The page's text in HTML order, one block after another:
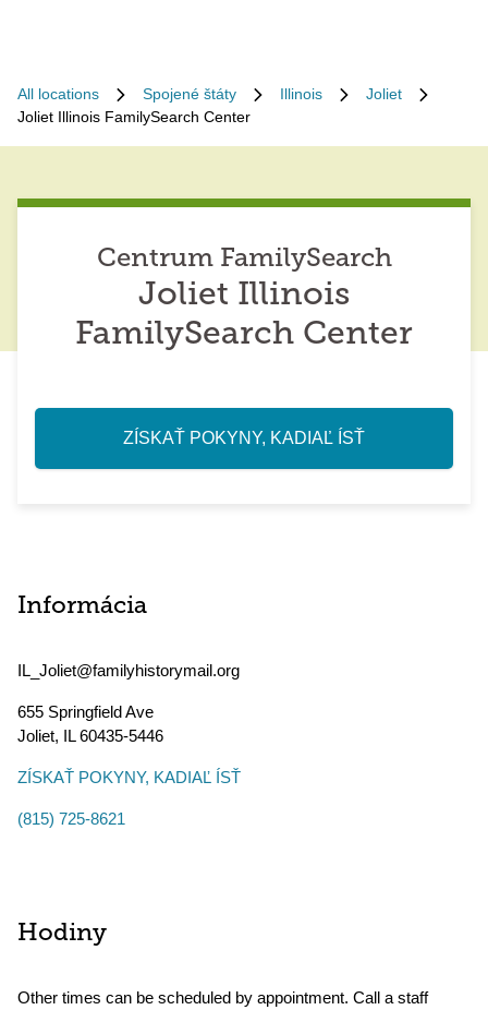
All locations Spojené štáty Illinois
Joliet
Joliet Illinois FamilySearch Center
Centrum FamilySearch
Joliet Illinois
FamilySearch Center
ZÍSKAŤ POKYNY, KADIAĽ ÍSŤ
Informácia
IL_Joliet@familyhistorymail.org
655 Springfield Ave
Joliet, IL60435-5446
ZÍSKAŤ POKYNY, KADIAĽ ÍSŤ
(815) 725-8621
Hodiny
Other times can be scheduled by appointment. Call a staff